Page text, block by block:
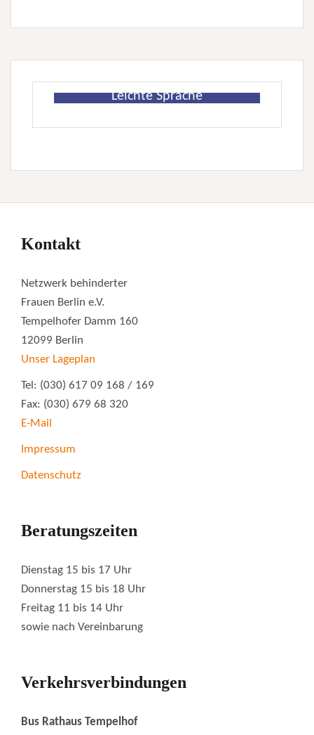
Leichte Sprache
Kontakt
Netzwerk behinderter
Frauen Berlin e.V.
Tempelhofer Damm 160
12099 Berlin
Unser Lageplan
Tel: (030) 617 09 168 / 169
Fax: (030) 679 68 320
E-Mail
Impressum
Datenschutz
Beratungszeiten
Dienstag 15 bis 17 Uhr
Donnerstag 15 bis 18 Uhr
Freitag 11 bis 14 Uhr
sowie nach Vereinbarung
Verkehrsverbindungen
Bus Rathaus Tempelhof